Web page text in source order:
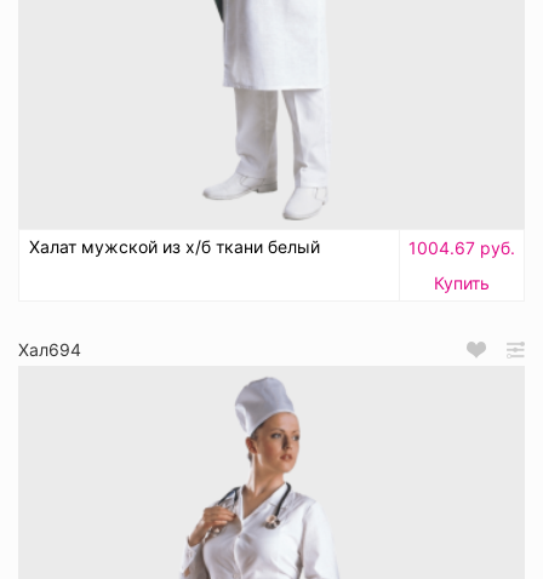
Халат мужской из х/б ткани белый
1004.67 руб.
Купить
Хал694